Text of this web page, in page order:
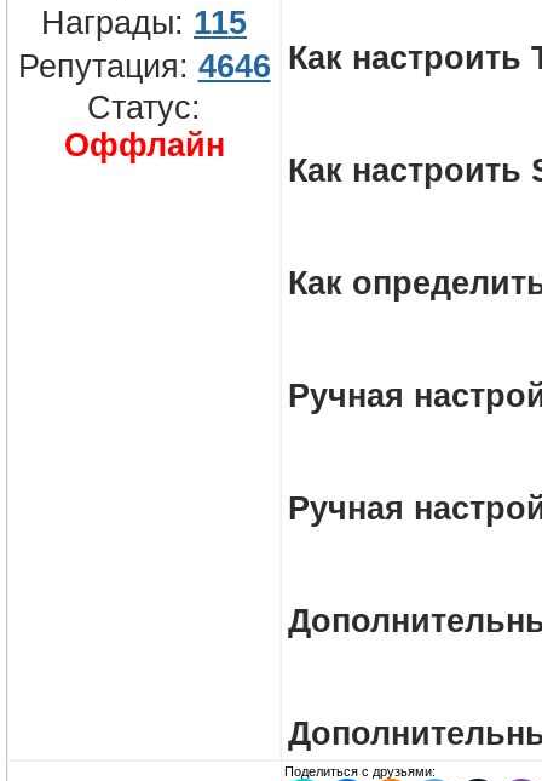
Награды: 115
Репутация: 4646
Статус:
Оффлайн
Как настроить
Как настроить
Как
Ручная
Ручная
Поделиться с друзьями: